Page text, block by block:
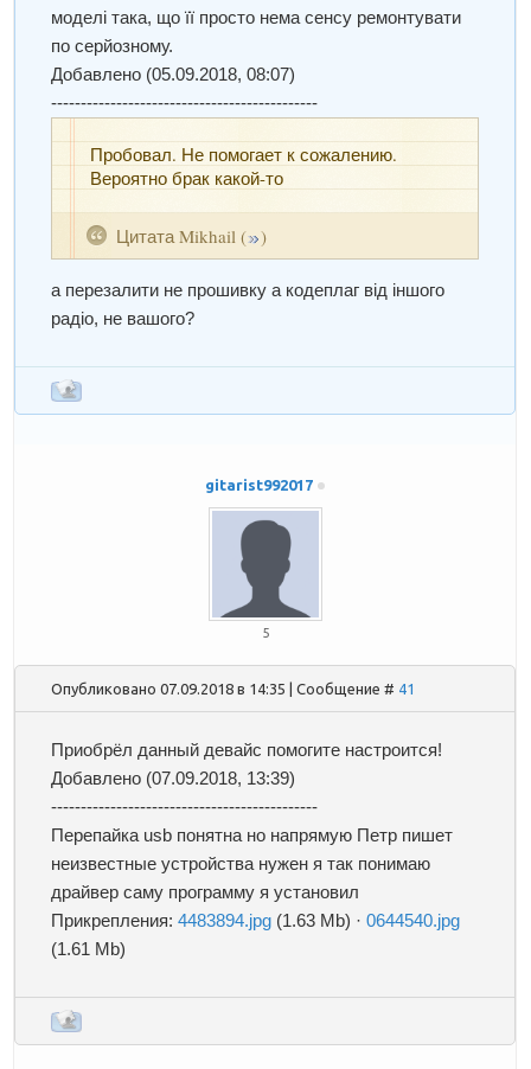
моделі така, що її просто нема сенсу ремонтувати
по серйозному.
Добавлено (05.09.2018, 08:07)
---------------------------------------------
Цитата Mikhail ( )
Пробовал. Не помогает к сожалению.
Вероятно брак какой-то
а перезалити не прошивку а кодеплаг від іншого
радіо, не вашого?
gitarist992017
5
Опубликовано 07.09.2018 в 14:35 | Сообщение # 41
Приобрёл данный девайс помогите настроится!
Добавлено (07.09.2018, 13:39)
---------------------------------------------
Перепайка usb понятна но напрямую Петр пишет
неизвестные устройства нужен я так понимаю
драйвер саму программу я установил
Прикрепления:4483894.jpg (1.63 Mb) ·0644540.jpg
(1.61 Mb)